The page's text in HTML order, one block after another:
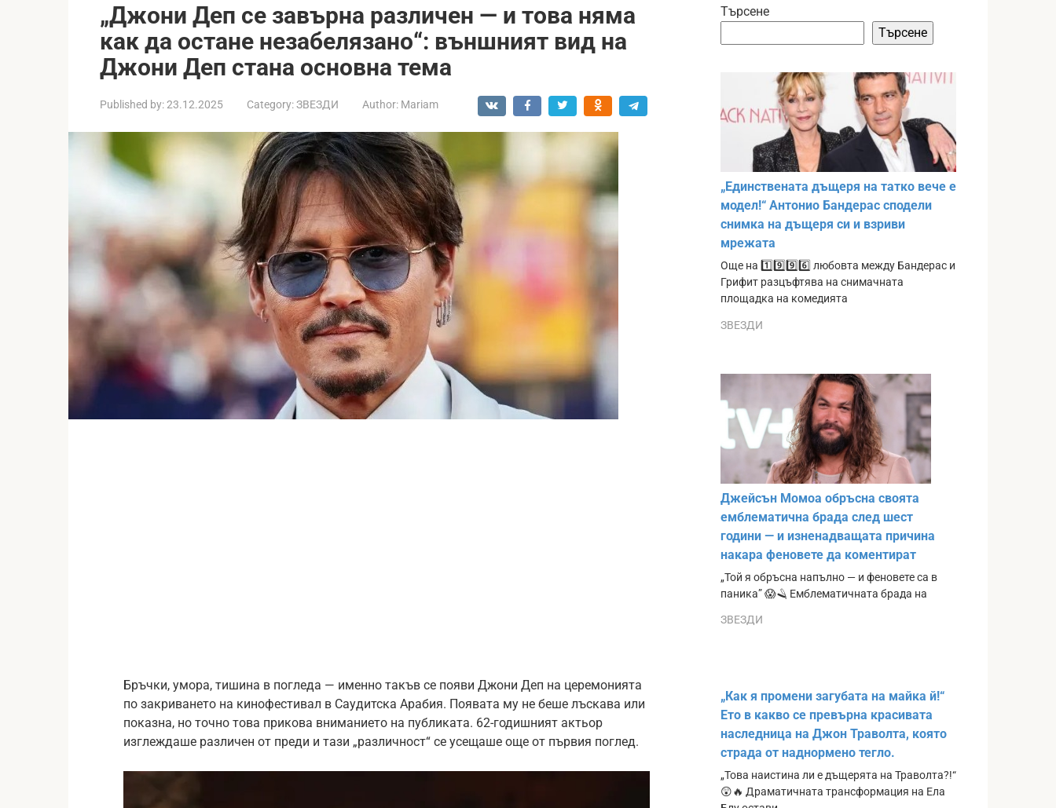
„Джони Деп се завърна различен — и това няма
как да остане незабелязано“: външният вид на
Джони Деп стана основна тема
Published by:23.12.2025 Category:ЗВЕЗДИ Author: Mariam
Бръчки, умора, тишина в погледа — именно такъв се появи Джони Деп на церемонията
по закриването на кинофестивал в Саудитска Арабия. Появата му не беше лъскава или
показна, но точно това прикова вниманието на публиката. 62-годишният актьор
изглеждаше различен от преди и тази „различност“ се усещаше още от първия поглед.
Търсене
Търсене
„Единствената дъщеря на татко вече е
модел!“ Антонио Бандерас сподели
снимка на дъщеря си и взриви
мрежата
Още на 1️⃣9️⃣9️⃣6️⃣ любовта между Бандерас и
Грифит разцъфтява на снимачната
площадка на комедията
ЗВЕЗДИ
Джейсън Момоа обръсна своята
емблематична брада след шест
години — и изненадващата причина
накара феновете да коментират
„Той я обръсна напълно — и феновете са в
паника” 😱🪒 Емблематичната брада на
ЗВЕЗДИ
„Как я промени загубата на майка й!“
Ето в какво се превърна красивата
наследница на Джон Траволта, която
страда от наднормено тегло.
„Това наистина ли е дъщерята на Траволта?!“
😲🔥 Драматичната трансформация на Ела